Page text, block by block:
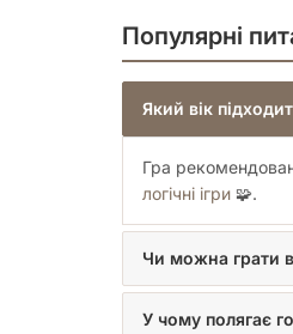
Популярні
Який вік
Гра
логічні ігри 🧩.
Чи можна грати
У чому полягає